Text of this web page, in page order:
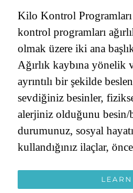
Kilo Kontrol
kontrol programları
olmak üzere iki ana
Ağırlık kaybına yönelik
ayrıntılı bir şekilde
sevdiğiniz besinler,
alerjiniz olduğunu
durumunuz, sosyal
kullandığınız ilaçlar,